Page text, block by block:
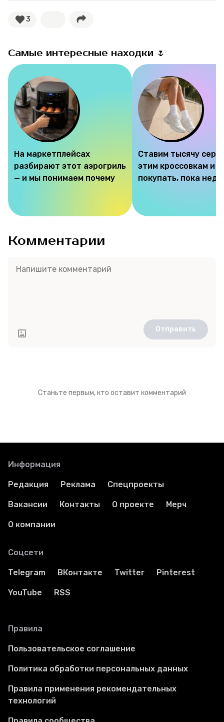
3
Самые интересные находки 🌷
На маркетплейсах
разбирают этот аэрогриль
— и мы понимаем почему
Ставим тысячу
этим кроссовкам и
покупать, пока
Комментарии
Отправить
Станьте первым, кто оставит комментарий
Информация
Редакция Реклама Спецпроекты
Вакансии Контакты О проекте Мерч
О компании
Соцсети
Telegram ВКонтакте Twitter Pinterest
YouTube RSS
Правила
Пользовательское соглашение
Политика обработки персональных данных
Правила применения рекомендательных
технологий